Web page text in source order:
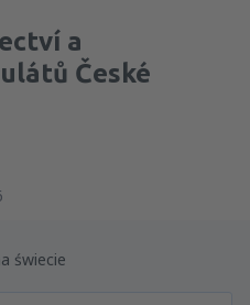
a
České
świecie